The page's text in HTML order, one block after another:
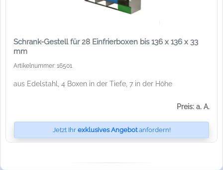
Schrank-Gestell für 28 Einfrierboxen bis 136 x 136 x 33
mm
Artikelnummer: 16501
aus Edelstahl, 4 Boxen in der Tiefe, 7 in der Höhe
Preis: a. A.
Jetzt Ihr exklusives Angebotanfordern!